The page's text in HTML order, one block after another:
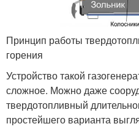
Принцип работы
горения
Устройство такой
сложное. Можно даже
твердотопливный
простейшего варианта